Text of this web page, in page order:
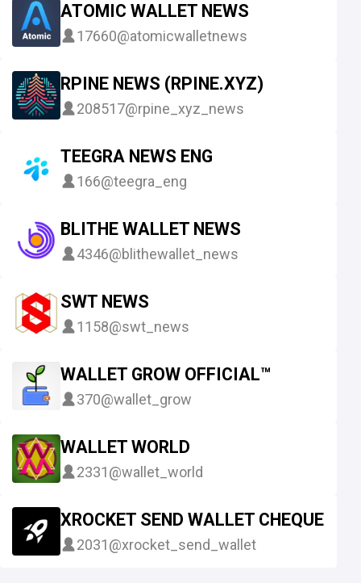
ATOMIC WALLET NEWS
17660@atomicwalletnews
RPINE NEWS (RPINE.XYZ)
208517@rpine_xyz_news
TEEGRA NEWS ENG
166@teegra_eng
BLITHE WALLET NEWS
4346@blithewallet_news
SWT NEWS
1158@swt_news
WALLET GROW OFFICIAL™
370@wallet_grow
WALLET WORLD
2331@wallet_world
XROCKET SEND WALLET CHEQUE
2031@xrocket_send_wallet